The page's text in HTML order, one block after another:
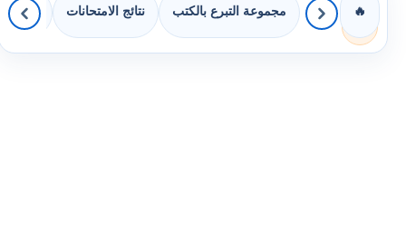
🔥 مجموعة التبرع بالكتب نتائج الامتحانات